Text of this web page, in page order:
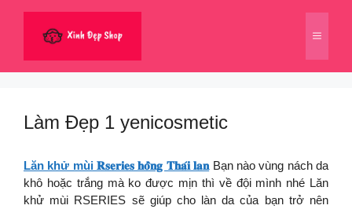
dung
Menu
Làm Đẹp 1 yenicosmetic
Lăn khử mùi 𝐑𝐬𝐞𝐫𝐢𝐞𝐬 𝐡𝐨̂̀𝐧𝐠 𝐓𝐡𝐚́𝐢 𝐥𝐚𝐧 Bạn nào vùng nách da
khô hoặc trắng mà ko được mịn thì về đội mình nhé Lăn
khử mùi RSERIES sẽ giúp cho làn da của bạn trở nên